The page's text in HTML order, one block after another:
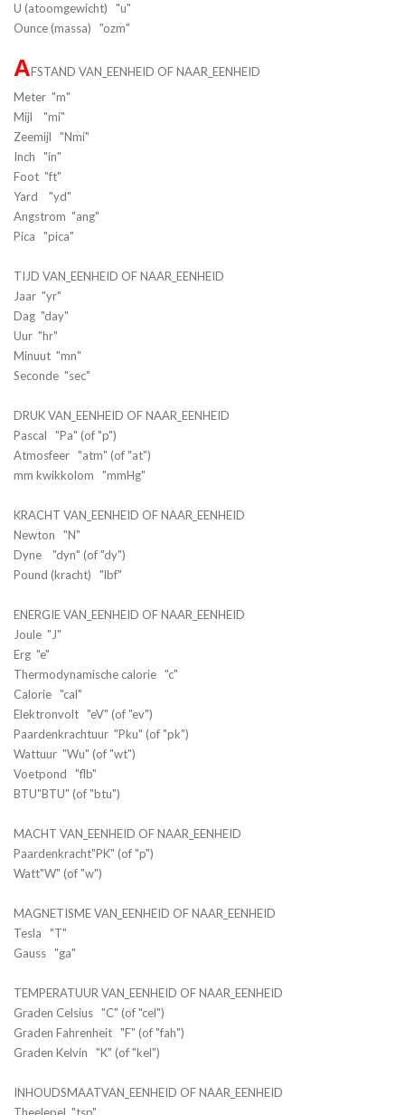
U (atoomgewicht) "u"
Ounce (massa) "ozm"
AFSTAND VAN_EENHEID OF NAAR_EENHEID
Meter "m"
Mijl "mi"
Zeemijl "Nmi"
Inch "in"
Foot "ft"
Yard "yd"
Angstrom "ang"
Pica "pica"
TIJD VAN_EENHEID OF NAAR_EENHEID
Jaar "yr"
Dag "day"
Uur "hr"
Minuut "mn"
Seconde "sec"
DRUK VAN_EENHEID OF NAAR_EENHEID
Pascal "Pa" (of "p")
Atmosfeer "atm" (of "at")
mm kwikkolom "mmHg"
KRACHT VAN_EENHEID OF NAAR_EENHEID
Newton "N"
Dyne "dyn" (of "dy")
Pound (kracht) "lbf"
ENERGIE VAN_EENHEID OF NAAR_EENHEID
Joule "J"
Erg "e"
Thermodynamische calorie "c"
Calorie "cal"
Elektronvolt "eV" (of "ev")
Paardenkrachtuur "Pku" (of "pk")
Wattuur "Wu" (of "wt")
Voetpond "flb"
BTU"BTU" (of "btu")
MACHT VAN_EENHEID OF NAAR_EENHEID
Paardenkracht"PK" (of "p")
Watt"W" (of "w")
MAGNETISME VAN_EENHEID OF NAAR_EENHEID
Tesla "T"
Gauss "ga"
TEMPERATUUR VAN_EENHEID OF NAAR_EENHEID
Graden Celsius "C" (of "cel")
Graden Fahrenheit "F" (of "fah")
Graden Kelvin "K" (of "kel")
INHOUDSMAATVAN_EENHEID OF NAAR_EENHEID